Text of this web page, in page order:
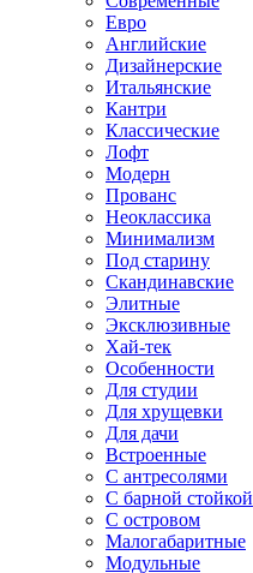
Евро
Английские
Дизайнерские
Итальянские
Кантри
Классические
Лофт
Модерн
Прованс
Неоклассика
Минимализм
Под старину
Скандинавские
Элитные
Эксклюзивные
Хай-тек
Особенности
Для студии
Для хрущевки
Для дачи
Встроенные
С антресолями
С барной стойкой
С островом
Малогабаритные
Модульные